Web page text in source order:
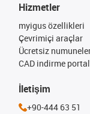
Hizmetler
myigus özellikleri
Çevrimiçi araçlar
Ücretsiz
CAD indirme
İletişim
+90-444 63 51